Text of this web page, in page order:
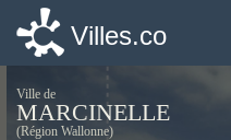
Villes.co
Ville de
MARCINELLE
(Région Wallonne)
Villes.co